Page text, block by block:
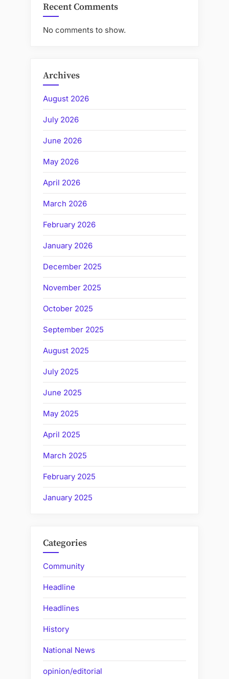
Recent Comments
No comments to show.
Archives
August 2026
July 2026
June 2026
May 2026
April 2026
March 2026
February 2026
January 2026
December 2025
November 2025
October 2025
September 2025
August 2025
July 2025
June 2025
May 2025
April 2025
March 2025
February 2025
January 2025
Categories
Community
Headline
Headlines
History
National News
opinion/editorial